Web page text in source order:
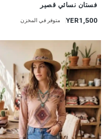
فستان نسائي قصير
YER1,500 متوفر في المخزن